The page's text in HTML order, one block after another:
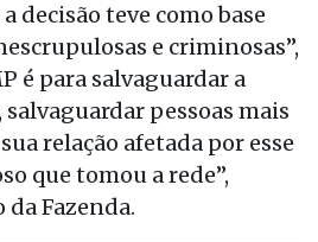
decisão teve como base
e criminosas”,
é para salvaguardar a
pessoas mais
relação afetada por esse
que tomou a rede”,
Fazenda.